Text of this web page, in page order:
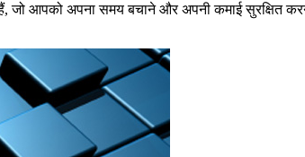
जो आपको अपना समय बचाने और अपनी कमाई सुरक्षित